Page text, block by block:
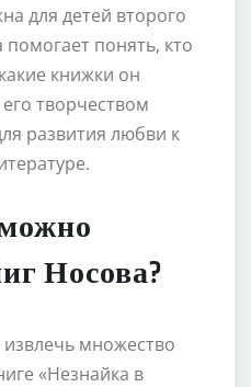
для детей второго
понять, кто
книжки он
творчеством
развития любви к
Носова?
множество
«Незнайка в